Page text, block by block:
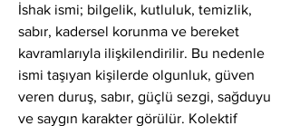
İshak ismi; bilgelik, kutluluk, temizlik,
sabır, kadersel korunma ve bereket
kavramlarıyla ilişkilendirilir. Bu nedenle
ismi taşıyan kişilerde olgunluk, güven
veren duruş, sabır, güçlü sezgi, sağduyu
ve saygın karakter görülür. Kolektif